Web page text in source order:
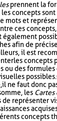
prennent la
concepts
mots et
ces
afin de
il est
les concepts
ou des
possibles.
ne faut donc
les
de représenter
concepts